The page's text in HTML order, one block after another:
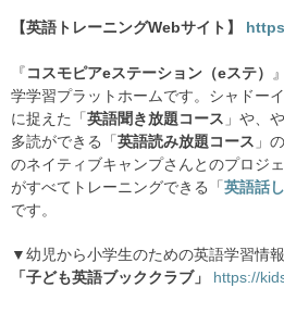
【英語トレーニングWebサイト】
『 コスモピアeステーション（eステ）
学学習プラットホームです。シャドー
に捉えた「英語聞き放題コース 」や、
多読ができる「英語読み放題コース 」
のネイティブキャンプさんとのプロジ
がすべてトレーニングできる「英語話
です。
▼幼児から小学生のための英語学習情
「子ども英語ブッククラブ」
https://